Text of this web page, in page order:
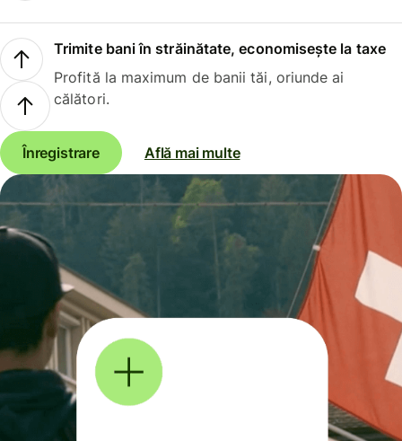
Trimite bani în străinătate, economisește la taxe
Profită la maximum de banii tăi, oriunde ai
călători.
Înregistrare Află mai multe